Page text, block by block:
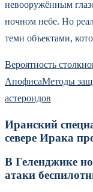
невооружённым
ночном небе. Но
теми объектами,
Вероятность
АпофисаМетоды
астероидов
Иранский
севере Ирака
В Геленджике
атаки